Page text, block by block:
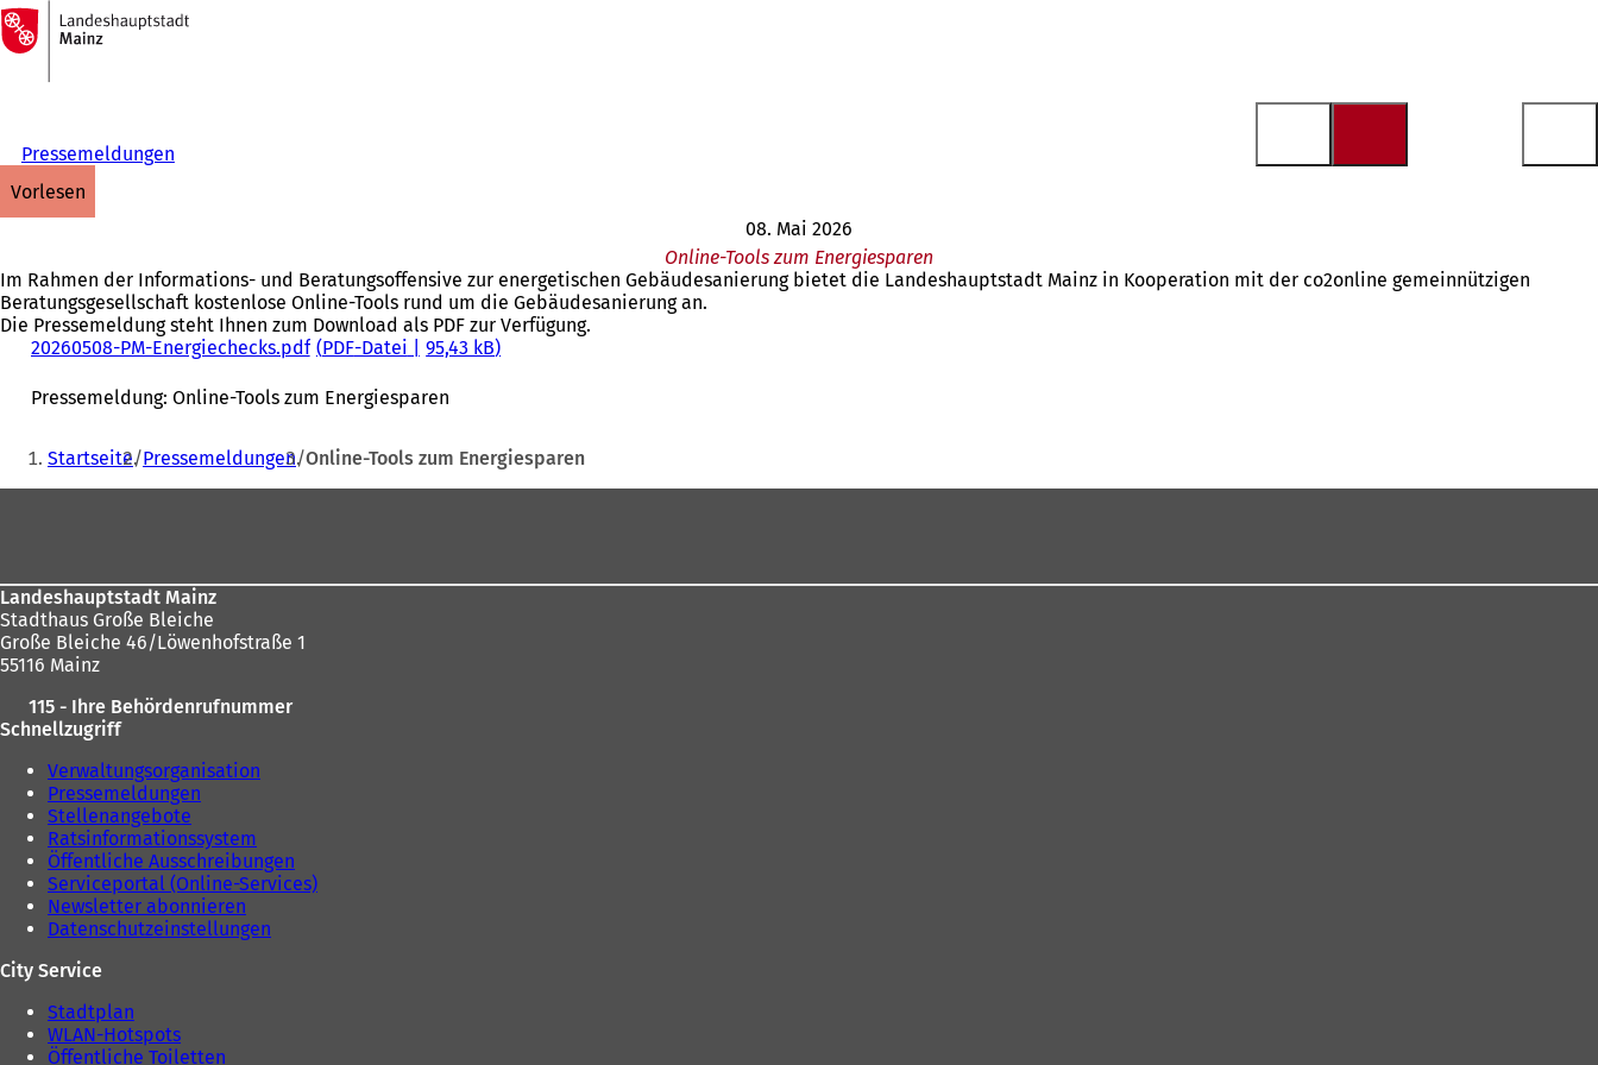
Inhalt anspringen
Zur
Startseite
Pressemeldungen
vorlesen
08. Mai 2026
Online-Tools zum Energiesparen
Im Rahmen der Informations- und Beratungsoffensive zur energetischen Gebäudesanierung bietet die Landeshauptstadt Mainz in Kooperation mit der co2online gemeinnützigen
Beratungsgesellschaft kostenlose Online-Tools rund um die Gebäudesanierung an.
Die Pressemeldung steht Ihnen zum Download als PDF zur Verfügung.
20260508-PM-Energiechecks.pdf
PDF-Datei 95,43 kB
Pressemeldung: Online-Tools zum Energiesparen
Sie
befinden
Startseite Pressemeldungen Online-Tools zum Energiesparen
Landeshauptstadt Mainz
Stadthaus Große Bleiche
Große Bleiche 46/Löwenhofstraße 1
55116 Mainz
115 - Ihre Behördenrufnummer
Schnellzugriff
Verwaltungsorganisation
Pressemeldungen
Stellenangebote
Ratsinformationssystem
Öffentliche Ausschreibungen
Serviceportal (Online-Services)
Newsletter abonnieren
Datenschutzeinstellungen
City Service
Stadtplan
WLAN-Hotspots
Öffentliche Toiletten